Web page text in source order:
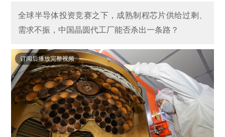
全球半导体投资竞赛之下，成熟制程芯片供给过剩、
需求不振，中国晶圆代工厂能否杀出一条路？
订阅后播放完整视频